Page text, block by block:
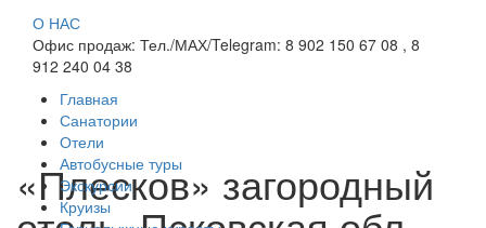
О НАС
Офис продаж: Тел./МАХ/Telegram: 8 902 150 67 08 , 8
912 240 04 38
Главная
Санатории
Отели
Автобусные туры
Экскурсии
Круизы
«Плесков» загородный